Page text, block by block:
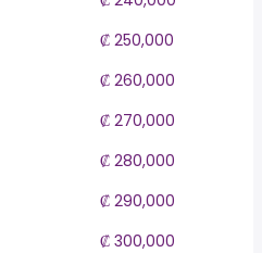
₡ 250,000
₡ 260,000
₡ 270,000
₡ 280,000
₡ 290,000
₡ 300,000